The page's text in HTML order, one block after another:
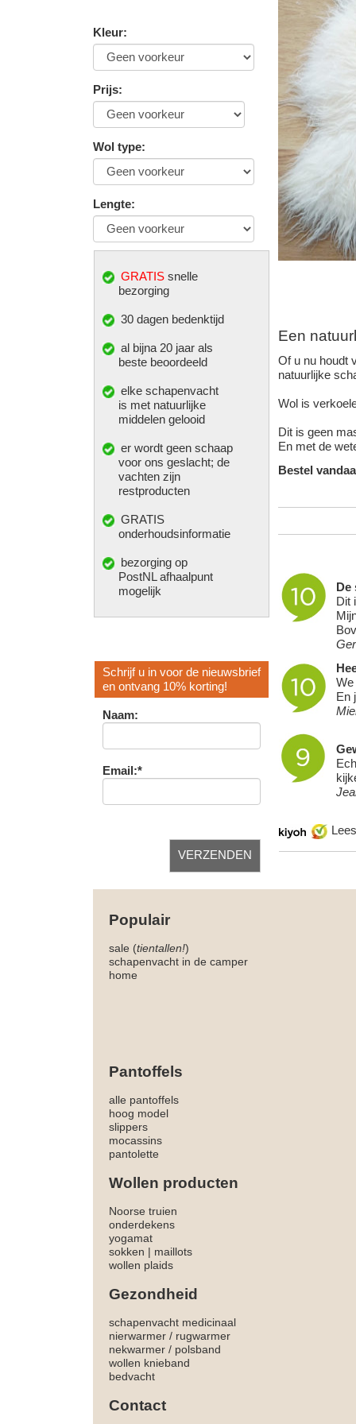
Kleur:
Prijs:
Wol type:
Lengte:
GRATIS snelle
bezorging
30 dagen bedenktijd
al bijna 20 jaar als
beste beoordeeld
elke schapenvacht
is met natuurlijke
middelen gelooid
er wordt geen schaap
voor ons geslacht; de
vachten zijn
restproducten
GRATIS
onderhoudsinformatie
bezorging op
PostNL afhaalpunt
mogelijk
Schrijf u in voor de nieuwsbrief
en ontvang 10% korting!
Naam:
Email:*
Een
Of u nu houdt
natuurlijke
Wol is
Dit is geen
En met de
Bestel
De
Dit
We
En
Populair
sale (tientallen!)
schapenvacht in de camper
home
Pantoffels
alle pantoffels
hoog model
slippers
mocassins
pantolette
Wollen producten
Noorse truien
onderdekens
yogamat
sokken | maillots
wollen plaids
Gezondheid
schapenvacht medicinaal
nierwarmer / rugwarmer
nekwarmer / polsband
wollen knieband
bedvacht
Contact